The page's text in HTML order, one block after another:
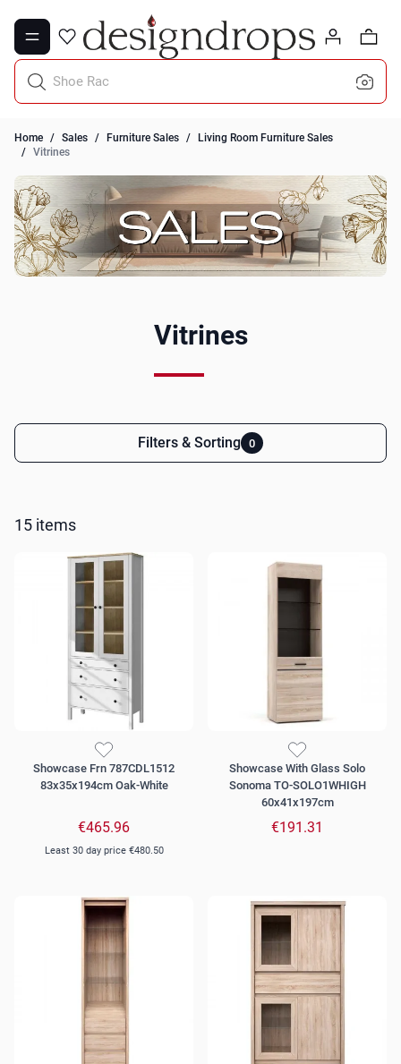
Skip to Content
0
Shoe Racks
Home / Sales / Furniture Sales /
Living Room Furniture Sales
/ Vitrines
Vitrines
Skip to product listFilters & Sorting 0
15 items
Showcase Frn 787CDL1512
83x35x194cm Oak-White
€465.96
Least 30 day price €480.50
Showcase With Glass Solo
Sonoma TO-SOLO1WHIGH
60x41x197cm
€191.31